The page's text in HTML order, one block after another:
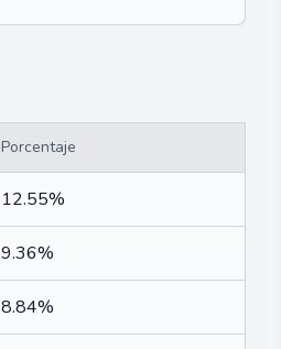
Porcentaje
12.55%
9.36%
8.84%